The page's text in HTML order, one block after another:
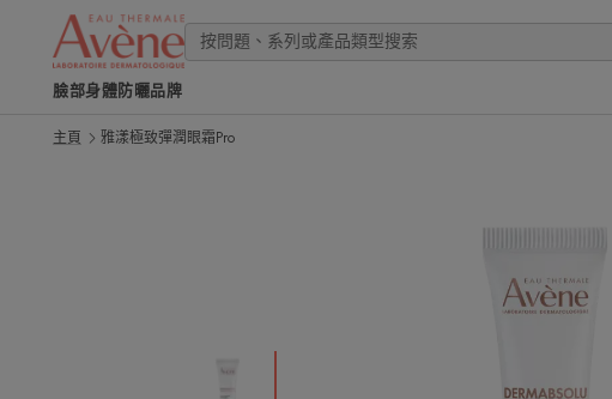
臉部身體防曬品牌
主頁 雅漾極致彈潤眼霜Pro